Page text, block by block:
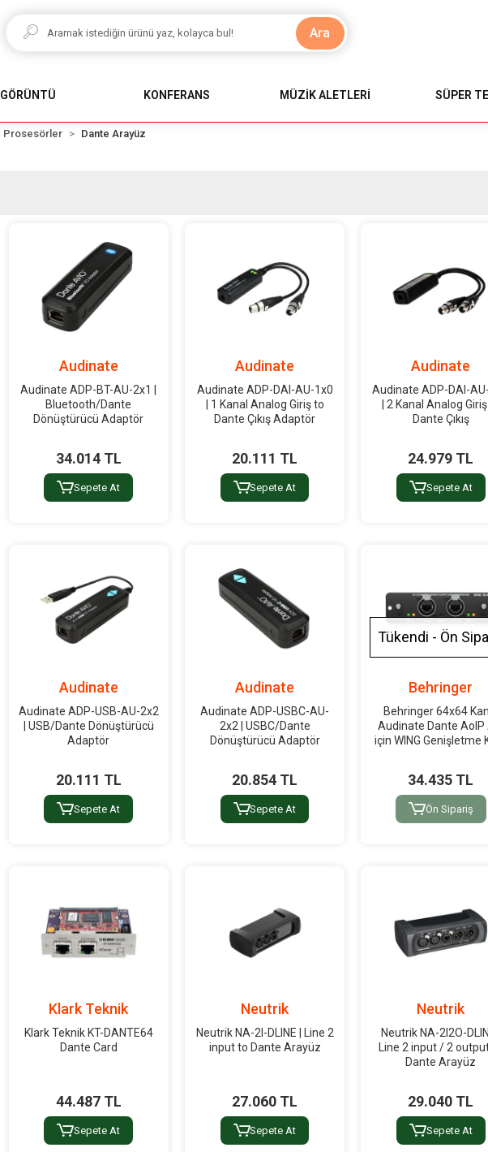
Ara
GÖRÜNTÜ KONFERANS MÜZİK ALETLERİ SÜPER
Prosesörler Dante Arayüz
Audinate
Audinate ADP-BT-AU-2x1 |
Bluetooth/Dante
Dönüştürücü Adaptör
34.014 TL
Sepete At
Audinate
Audinate ADP-DAI-AU-1x0
Dante Çıkış Adaptör
20.111 TL
Sepete At
Audinate
Audinate ADP-DAI-
| 2 Kanal Analog
Dante Çıkış
24.979 TL
Sepete At
Audinate
Audinate ADP-USB-AU-2x2
Adaptör
20.111 TL
Sepete At
Audinate
Audinate ADP-USBC-AU-
2x2 | USBC/Dante
Dönüştürücü Adaptör
20.854 TL
Sepete At
Tükendi - Ön
Behringer
Behringer 64x64
Audinate Dante AoIP
için WING Genişletme
34.435 TL
Ön Sipariş
Klark Teknik
Klark Teknik KT-DANTE64
Dante Card
44.487 TL
Sepete At
Neutrik
Neutrik NA-2I-DLINE | Line 2
input to Dante Arayüz
27.060 TL
Sepete At
Neutrik
Neutrik NA-2I2O-
Line 2 input / 2
Dante Arayüz
29.040 TL
Sepete At